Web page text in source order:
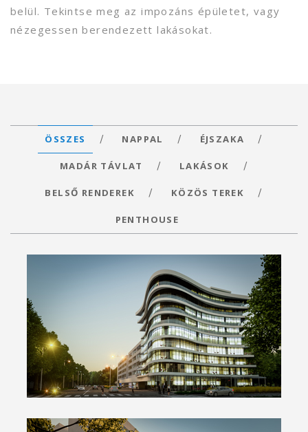
belül. Tekintse meg az impozáns épületet, vagy
nézegessen berendezett lakásokat.
ÖSSZES NAPPAL ÉJSZAKA
MADÁR TÁVLAT LAKÁSOK
BELSŐ RENDEREK KÖZÖS TEREK
PENTHOUSE